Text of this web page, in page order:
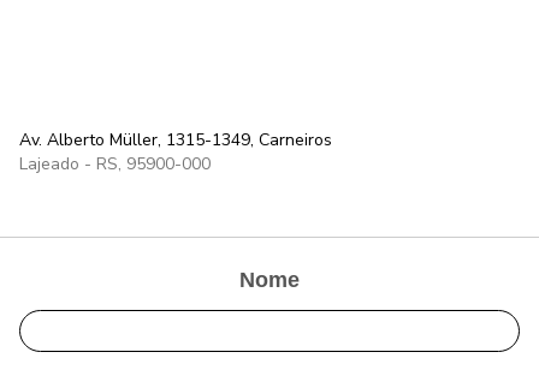
Av. Alberto Müller, 1315-1349, Carneiros
Lajeado - RS, 95900-000
Nome